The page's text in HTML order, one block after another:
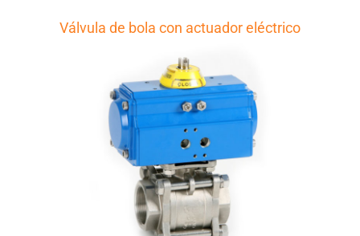
Válvula de bola con actuador eléctrico